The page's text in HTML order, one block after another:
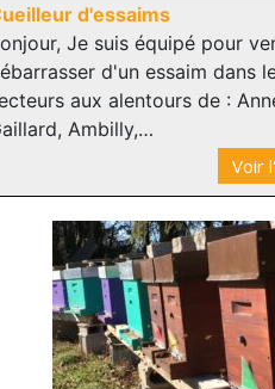
d'essaims
Je suis équipé pour
d'un essaim dans
aux alentours de :
Ambilly,…
Voir